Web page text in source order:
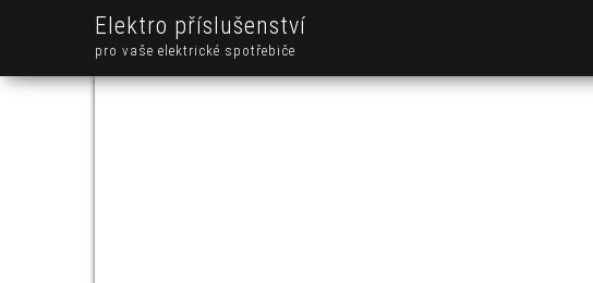
Elektro příslušenství
pro vaše elektrické spotřebiče